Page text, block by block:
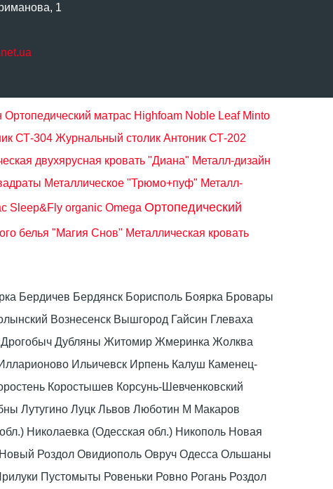
1
Ортопедический матрас Highfoam Noble Leaf Minto
СТ-304 Журнальный столик Антоник СТ-202
двухярусная кровать "Диана" Металл-дизайн
Металлическое "Трюмо+пуф" Металл-
Sleep&Fly organic Omega Ортопедический
белья "Магия Снов" Металлическая кровать
Бердичев Бердянск Борисполь Боярка Бровары
Вознесенск Вышгород Гайсин Глеваха
Дрогобыч Дубляны Житомир Жмеринка Жолква
Ильичевск Ирпень Калуш Каменец-
Коростышев Корсунь-Шевченковский
Лутугино Луцк Львов Люботин М Макаров
Николаевка (Одесская обл.) Никополь Новая
Роздол Овидиополь Овруч Одесса Ольшаны
Пустомыты Ровеньки Ровно Рогань Роздол